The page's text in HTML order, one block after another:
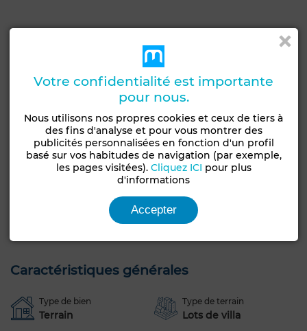
Le terrain bénéficie d’un emplacement stratégique,
facile d’accès, proche de toutes commodités et entouré
de belles propriétés. Les réseaux d’eau, d’électricité, de
gaz et d’assainissement sont disponibles à proximité.
Localisation : La Soukra – à côté du restaurant La Closerie
Possibilités : Villa de luxe ou deux duplex
Atouts : Quartier résidentiel calme, emplacement
Caractéristiques générales
Type de bien
Terrain
Type de terrain
Lots de villa
Votre confidentialité est importante
pour nous.
Nous utilisons nos propres cookies et ceux de tiers à
des fins d'analyse et pour vous montrer des
publicités personnalisées en fonction d'un profil
basé sur vos habitudes de navigation (par exemple,
les pages visitées). Cliquez ICI pour plus
d'informations
Accepter